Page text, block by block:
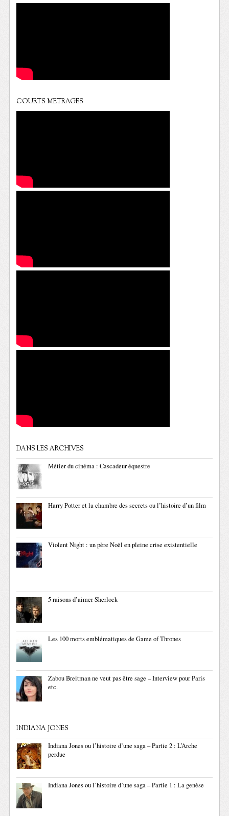
COURTS METRAGES
DANS LES ARCHIVES
Métier du cinéma : Cascadeur équestre
Harry Potter et la chambre des secrets ou l’histoire d’un film
Violent Night : un père Noël en pleine crise existentielle
5 raisons d’aimer Sherlock
Les 100 morts emblématiques de Game of Thrones
Zabou Breitman ne veut pas être sage – Interview pour Paris
etc.
INDIANA JONES
Indiana Jones ou l’histoire d’une saga – Partie 2 : L’Arche
perdue
Indiana Jones ou l’histoire d’une saga – Partie 1 : La genèse